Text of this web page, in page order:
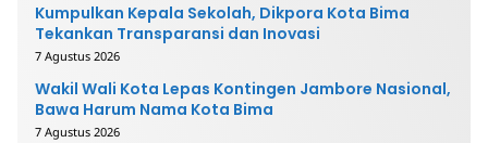
Kumpulkan Kepala Sekolah, Dikpora Kota Bima
Tekankan Transparansi dan Inovasi
7 Agustus 2026
Wakil Wali Kota Lepas Kontingen Jambore Nasional,
Bawa Harum Nama Kota Bima
7 Agustus 2026